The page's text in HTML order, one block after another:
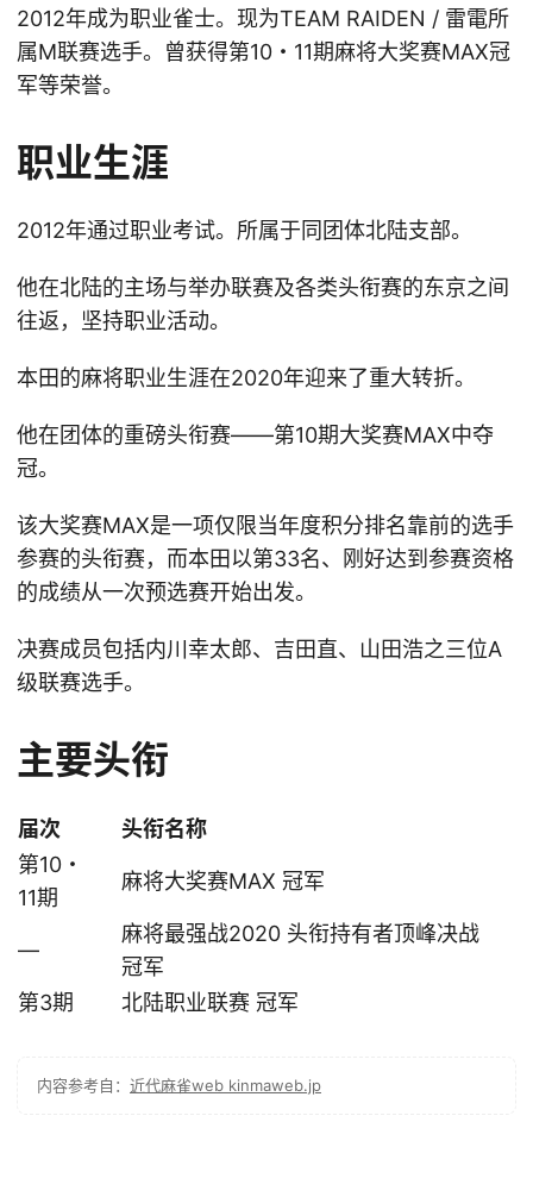
2012年成为职业雀士。现为TEAM RAIDEN / 雷電所
属M联赛选手。曾获得第10・11期麻将大奖赛MAX冠
军等荣誉。
职业生涯
2012年通过职业考试。所属于同团体北陆支部。
他在北陆的主场与举办联赛及各类头衔赛的东京之间
往返，坚持职业活动。
本田的麻将职业生涯在2020年迎来了重大转折。
他在团体的重磅头衔赛——第10期大奖赛MAX中夺
冠。
该大奖赛MAX是一项仅限当年度积分排名靠前的选手
参赛的头衔赛，而本田以第33名、刚好达到参赛资格
的成绩从一次预选赛开始出发。
决赛成员包括内川幸太郎、吉田直、山田浩之三位A
级联赛选手。
主要头衔
届次
头衔名称
第10・
11期
麻将大奖赛MAX 冠军
—
麻将最强战2020 头衔持有者顶峰决战
冠军
第3期
北陆职业联赛 冠军
内容参考自： 近代麻雀web kinmaweb.jp